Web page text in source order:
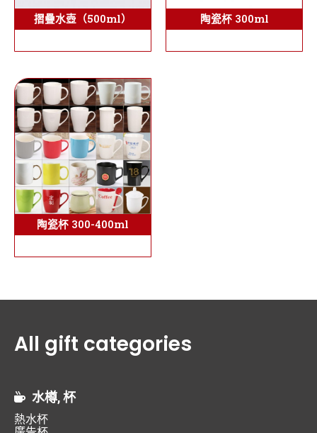
摺疊水壺（500ml） 陶瓷杯 300ml
陶瓷杯 300-400ml
All gift categories
水樽, 杯
熱水杯